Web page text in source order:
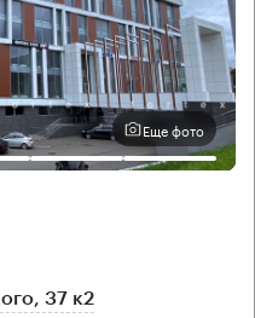
Еще фото
37 к2